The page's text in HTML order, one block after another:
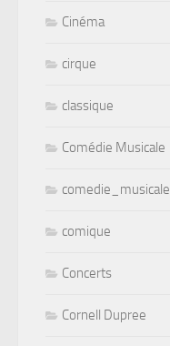
Cinéma
cirque
classique
Comédie Musicale
comedie_musicale
comique
Concerts
Cornell Dupree